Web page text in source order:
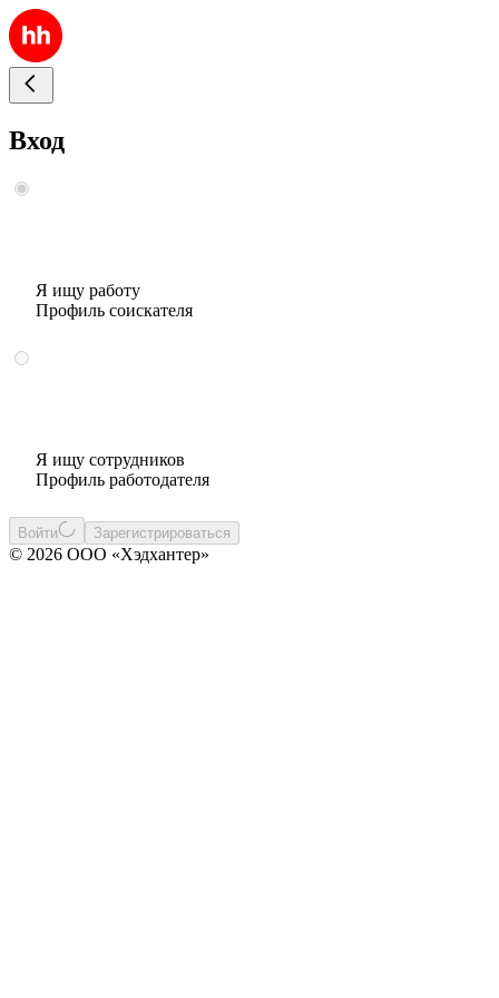
Вход
Я ищу работу
Профиль соискателя
Я ищу сотрудников
Профиль работодателя
Войти Зарегистрироваться
© 2026 ООО «Хэдхантер»